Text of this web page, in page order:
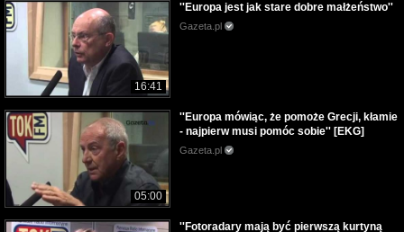
16:41
''Europa jest jak stare dobre małżeństwo''
Gazeta.pl
05:00
''Europa mówiąc, że pomoże Grecji, kłamie
- najpierw musi pomóc sobie'' [EKG]
Gazeta.pl
''Fotoradary mają być pierwszą kurtyną